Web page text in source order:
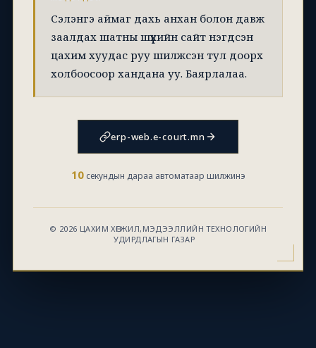
Сэлэнгэ аймаг дахь анхан болон давж
заалдах шатны шүүхийн сайт нэгдсэн
цахим хуудас руу шилжсэн тул доорх
холбоосоор хандана уу. Баярлалаа.
erp-web.e-court.mn
10секундын дараа автоматаар шилжинэ
© 2026 ЦАХИМ ХӨГЖИЛ,МЭДЭЭЛЛИЙН ТЕХНОЛОГИЙН
УДИРДЛАГЫН ГАЗАР